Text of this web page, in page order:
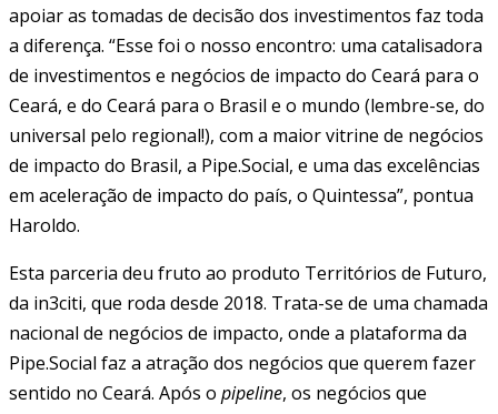
apoiar as tomadas de decisão dos investimentos faz toda
a diferença. “Esse foi o nosso encontro: uma catalisadora
de investimentos e negócios de impacto do Ceará para o
Ceará, e do Ceará para o Brasil e o mundo (lembre-se, do
universal pelo regional!), com a maior vitrine de negócios
de impacto do Brasil, a Pipe.Social, e uma das excelências
em aceleração de impacto do país, o Quintessa”, pontua
Haroldo.
Esta parceria deu fruto ao produto Territórios de Futuro,
da in3citi, que roda desde 2018. Trata-se de uma chamada
nacional de negócios de impacto, onde a plataforma da
Pipe.Social faz a atração dos negócios que querem fazer
sentido no Ceará. Após o pipeline, os negócios que